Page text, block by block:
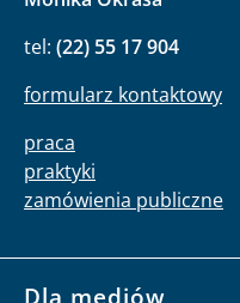
tel: (22) 55 17 904
formularz kontaktowy
praca
praktyki
zamówienia publiczne
Dla mediów